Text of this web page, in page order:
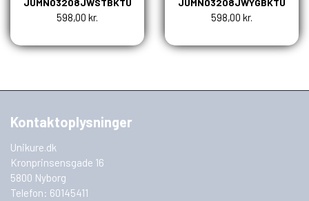
JUMN03208JWSTBKTU
598,00 kr.
JUMN03208JWYGBKTU
598,00 kr.
Kontaktoplysninger
Unikure.dk
Kronprinsensgade 16
5800 Nyborg
Telefon: 60145411